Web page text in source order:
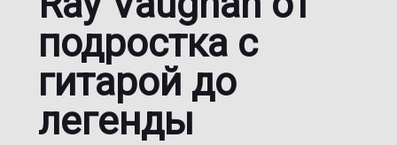
подростка с
гитарой до
легенды